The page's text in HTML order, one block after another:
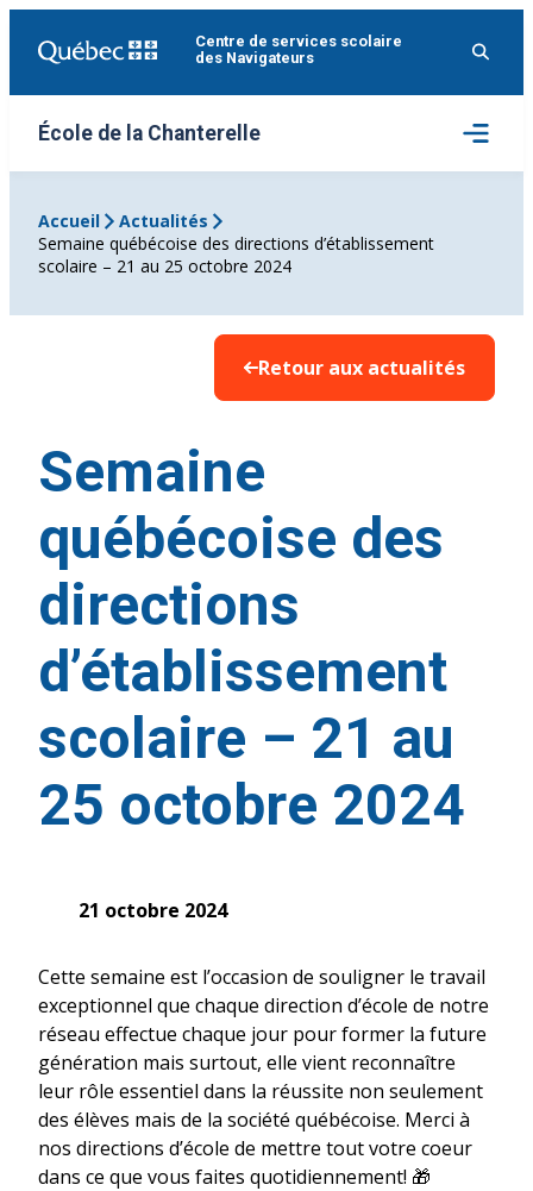
Centre de services scolaire
des Navigateurs
École de la Chanterelle
Ouvrir
le
menu
Accueil
Actualités
Semaine québécoise des directions d’établissement
scolaire – 21 au 25 octobre 2024
Retour aux actualités
Semaine
québécoise des
directions
d’établissement
scolaire – 21 au
25 octobre 2024
21 octobre 2024
Cette semaine est l’occasion de souligner le travail
exceptionnel que chaque direction d’école de notre
réseau effectue chaque jour pour former la future
génération mais surtout, elle vient reconnaître
leur rôle essentiel dans la réussite non seulement
des élèves mais de la société québécoise. Merci à
nos directions d’école de mettre tout votre coeur
dans ce que vous faites quotidiennement! 🎁